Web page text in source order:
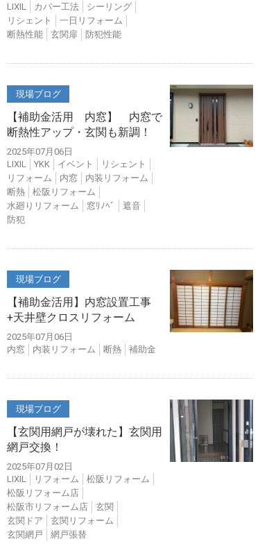
LIXIL
カバー工法
シーリング
リシェント
一日リフォーム
断熱性能
玄関扉 防犯性能
現場ブログ
【補助金活用 内窓】 内窓で
断熱性アップ・玄関も新調！
2025年07月06日
LIXIL
YKK イベント
リシェント
リフォーム
内窓
内装リフォーム
断熱
松阪リフォーム
水廻りリフォーム
窓ﾘﾉﾍﾞ
遮音
防犯
現場ブログ
【補助金活用】内窓設置工事
+天井壁クロスリフォーム
2025年07月06日
内窓
内装リフォーム 断熱 補助金
現場ブログ
【玄関用網戸が壊れた】玄関用
網戸交換！
2025年07月02日
LIXIL
リフォーム
松阪リフォーム
松阪リフォーム店
松阪市リフォーム店
玄関
玄関ドア
玄関リフォーム
玄関網戸
網戸張替